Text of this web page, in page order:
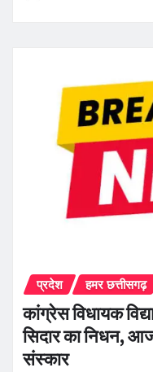
प्रदेश हमर छत्तीसगढ़
कांग्रेस विधायक
सिदार का निधन,
संस्कार